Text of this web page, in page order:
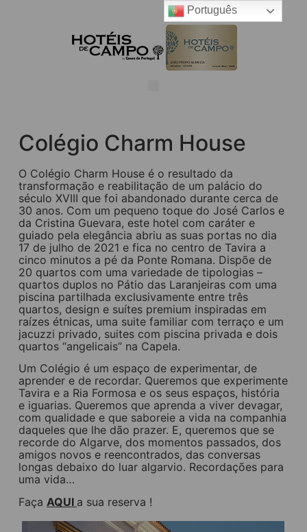
Colégio Charm House
O Colégio Charm House é o resultado da
transformação e reabilitação de um palácio do
século XVIII que foi abandonado durante cerca de
30 anos. Com um pequeno toque do José Carlos e
da Cristina Guevara, este hotel com caráter e
guiado pela elegância abriu as suas portas no dia
17 de julho de 2021 e fica no centro de Tavira a
cinco minutos a pé da Ponte Romana. Dispõe de
20 quartos com uma variedade de tipologias –
quartos duplos no Pátio das Laranjeiras com uma
piscina partilhada exclusivamente entre três
quartos, design e suítes premium inspiradas em
raízes étnicas, uma suite familiar com terraço e um
jacuzzi privado, suites com piscina privada e dois
quartos “angelicais” na Capela.
Um Colégio é um espaço de experimentar, de
aprender e de recordar. Queremos que experimente
Tavira e a Ria Formosa e os seus espaços, história
e iguarias. Queremos que aprenda a viver devagar,
com qualidade e que saboreie a vida na companhia
daqueles que lhe dão prazer. E, queremos que se
recorde do Algarve, dos momentos passados, dos
amigos novos e reencontrados, das conversas
longas debaixo do luar algarvio. Recordações para
uma vida…
Faça AQUI a sua reserva !
Português